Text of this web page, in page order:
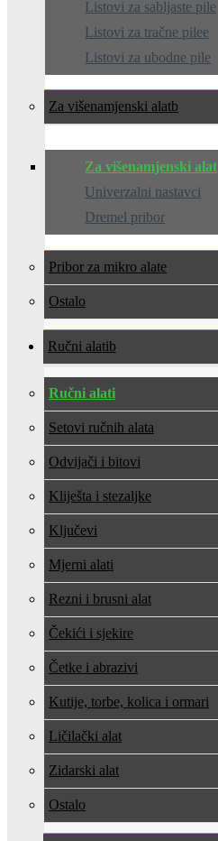
Listovi za sabljaste pile
Listovi za tračne pilee
Listovi za ubodne pile
Za višenamjenski alat
Za višenamjenski alat
Univerzalni nastavci
Dremel pribor
Pribor za mikro alate
Ostalo
Ručni alati
Ručni alati
Setovi ručnih alata
Odvijači i bitovi
Kliješta i stezaljke
Ključevi
Mjerni alati
Rezni i brusni alat
Čekići i sjekire
Četke i abrazivi
Kutije, torbe, kolica i ormari
Ličilački alat
Zidarski alat
Ostalo